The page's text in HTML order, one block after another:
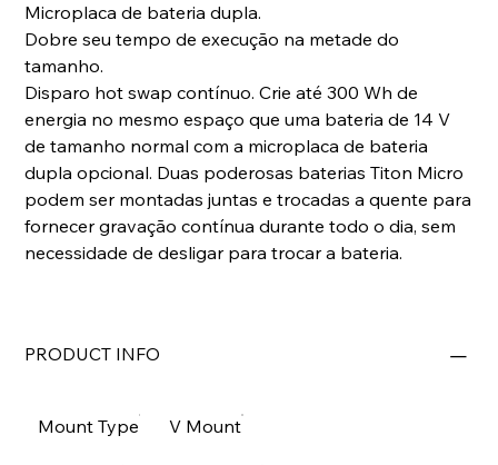
Microplaca de bateria dupla.
Dobre seu tempo de execução na metade do
tamanho.
Disparo hot swap contínuo. Crie até 300 Wh de
energia no mesmo espaço que uma bateria de 14 V
de tamanho normal com a microplaca de bateria
dupla opcional. Duas poderosas baterias Titon Micro
podem ser montadas juntas e trocadas a quente para
fornecer gravação contínua durante todo o dia, sem
necessidade de desligar para trocar a bateria.
PRODUCT INFO
Mount Type V Mount